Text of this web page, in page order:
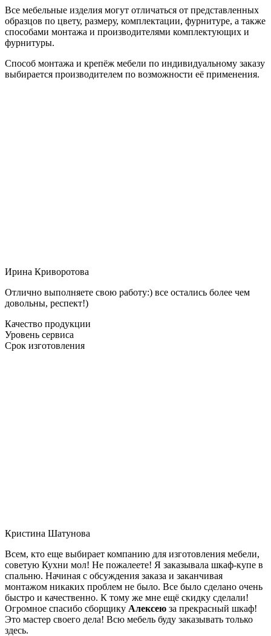
Все мебельные изделия могут отличаться от представленных
образцов по цвету, размеру, комплектации, фурнитуре, а также
способами монтажа и производителями комплектующих и
фурнитуры.
Способ монтажа и крепёж мебели по индивидуальному заказу
выбирается производителем по возможности её применения.
Ирина Криворотова
Отлично выполняете свою работу:) все остались более чем
довольны, респект!)
Качество продукции
Уровень сервиса
Срок изготовления
Кристина Шатунова
Всем, кто еще выбирает компанию для изготовления мебели,
советую Кухни мол! Не пожалеете! Я заказывала шкаф-купе в
спальню. Начиная с обсуждения заказа и заканчивая
монтажом никаких проблем не было. Все было сделано очень
быстро и качественно. К тому же мне ещё скидку сделали!
Огромное спасибо сборщику Алексею за прекрасный шкаф!
Это мастер своего дела! Всю мебель буду заказывать только
здесь.